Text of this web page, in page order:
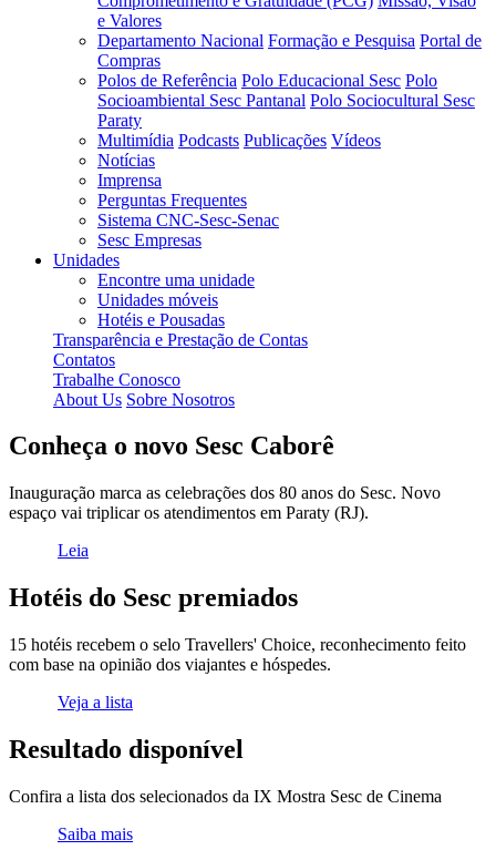
e Valores
Departamento Nacional Formação e Pesquisa Portal de
Compras
Polos de Referência Polo Educacional Sesc Polo
Socioambiental Sesc Pantanal Polo Sociocultural Sesc
Paraty
Multimídia Podcasts Publicações Vídeos
Notícias
Imprensa
Perguntas Frequentes
Sistema CNC-Sesc-Senac
Sesc Empresas
Unidades
Encontre uma unidade
Unidades móveis
Hotéis e Pousadas
Transparência e Prestação de Contas
Contatos
Trabalhe Conosco
About Us Sobre Nosotros
Conheça o novo Sesc Caborê
Inauguração marca as celebrações dos 80 anos do Sesc. Novo
espaço vai triplicar os atendimentos em Paraty (RJ).
Leia
Hotéis do Sesc premiados
15 hotéis recebem o selo Travellers' Choice, reconhecimento feito
com base na opinião dos viajantes e hóspedes.
Veja a lista
Resultado disponível
Confira a lista dos selecionados da IX Mostra Sesc de Cinema
Saiba mais